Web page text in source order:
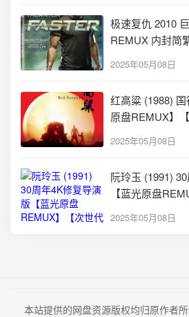
极速复仇 2010
REMUX 内封简
2025年05月08日
红高粱 (1988)
原盘REMUX】
2025年05月08日
阮玲玉 (1991)
【蓝光原盘
2025年05月08日
本站提供的网盘资源版权均归原作者